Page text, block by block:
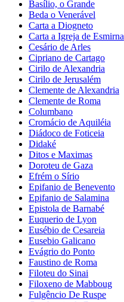
Basílio, o Grande
Beda o Venerável
Carta a Diogneto
Carta a Igreja de Esmirna
Cesário de Arles
Cipriano de Cartago
Cirilo de Alexandria
Cirilo de Jerusalém
Clemente de Alexandria
Clemente de Roma
Columbano
Cromácio de Aquiléia
Diádoco de Foticeia
Didaké
Ditos e Maximas
Doroteu de Gaza
Efrém o Sírio
Epifanio de Benevento
Epifanio de Salamina
Epistola de Barnabé
Euquerio de Lyon
Eusébio de Cesareia
Eusebio Galicano
Evágrio do Ponto
Faustino de Roma
Filoteu do Sinai
Filoxeno de Mabboug
Fulgêncio De Ruspe